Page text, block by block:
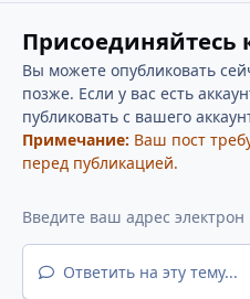
Вы можете опубликовать
позже. Если у вас есть
публиковать с вашего
Примечание: Ваш пост
перед публикацией.
Ответить на эту тему...